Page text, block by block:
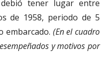
tener lugar entre
de 1958, periodo de 5
embarcado. (En el cuadro
y motivos por